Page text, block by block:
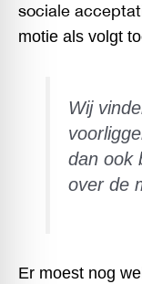
sociale
motie als volgt
Wij
dan ook
over de
Er moest nog